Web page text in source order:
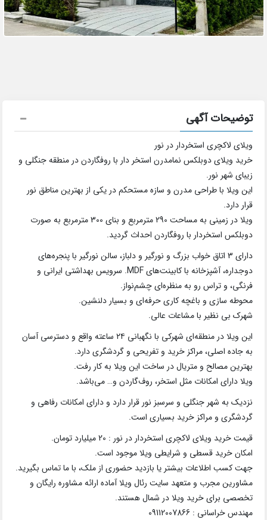
توضیحات آگهی
ویلای لاکچری استخردار در نور
خرید ویلای دوبلکس نمامدرن استخر دار با روفگاردن در منطقه جنگلی و
زیبای شهر نور.
این ویلا با طراحی مدرن و سازه مستحکم در یکی از بهترین مناطق نور
قرار دارد.
ویلا در زمینی به مساحت 290 مترمربع و بنای 300 مترمربع به صورت
دوبلکس استخردار با روفگاردن احداث گردید.
دارای 3 اتاق خواب بزرگ و نورگیر و دلباز، سالن نورگیر با پنجره‌های
دوجداره، آشپزخانه با کابینت‌های MDF. سرویس بهداشتی ایرانی و
فرنگی، و تراس رو به منظره‌ای چشم‌نواز.
محوطه سازی و باغچه کاری حرفه‌ای و بسیار دلنشین.
شهرک بی نظیر با مشاعات عالی.
این ویلا در منطقه‌ای شهرکی با نگهبانی ۲۴ ساعته واقع و دسترسی آسان
به جاده اصلی، مراکز خرید و تفریحی و گردشگری دارد.
بهترین مصالح و متریال در ساخت این ویلا به کار رفت.
ویلا دارای امکانات مثل استخر، روف‌گاردن و… می‌باشد.
نزدیک به شهر جنگلی و سرسبز نور قرار دارد و دارای امکانات رفاهی و
گردشگری و مراکز خرید بسیاری است.
قیمت خرید ویلای لاکچری استخردار در نور : 20 میلیارد تومان.
امکان خرید قسطی و شرایطی ویلا موجود است.
جهت کسب اطلاعات بیشتر یا بازدید حضوری از ملک، با ما تماس بگیرید.
مشاورین مجرب و متعهد سایت رئال ویلا آماده ارائه مشاوره رایگان و
تخصصی برای خرید ویلا در شمال هستند.
مهندس خراسانی : 09112007866